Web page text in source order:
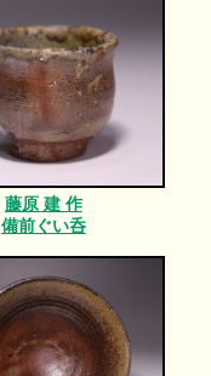
藤原 建 作
備前ぐい呑